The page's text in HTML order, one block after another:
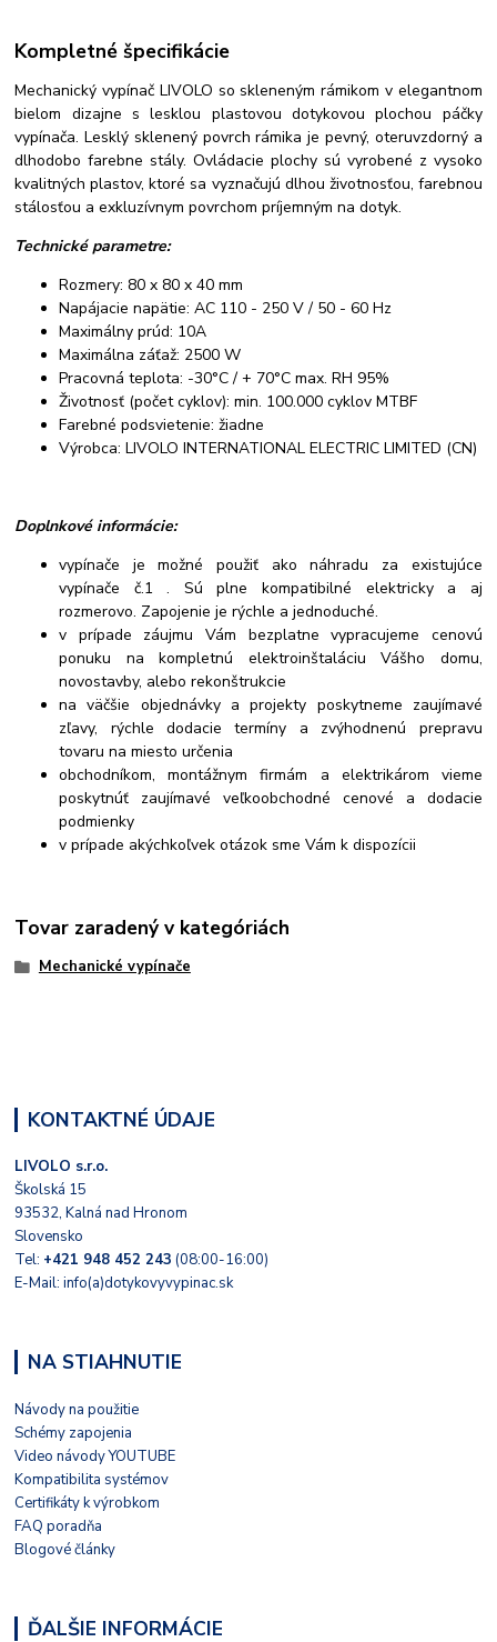
Kompletné špecifikácie
Mechanický vypínač LIVOLO so skleneným rámikom v elegantnom
bielom dizajne s lesklou plastovou dotykovou plochou páčky
vypínača. Lesklý sklenený povrch rámika je pevný, oteruvzdorný a
dlhodobo farebne stály. Ovládacie plochy sú vyrobené z vysoko
kvalitných plastov, ktoré sa vyznačujú dlhou životnosťou, farebnou
stálosťou a exkluzívnym povrchom príjemným na dotyk.
Technické parametre:
Rozmery: 80 x 80 x 40 mm
Napájacie napätie: AC 110 - 250 V / 50 - 60 Hz
Maximálny prúd: 10A
Maximálna záťaž: 2500 W
Pracovná teplota: -30°C / + 70°C max. RH 95%
Životnosť (počet cyklov): min. 100.000 cyklov MTBF
Farebné podsvietenie: žiadne
Výrobca: LIVOLO INTERNATIONAL ELECTRIC LIMITED (CN)
Doplnkové informácie:
vypínače je možné použiť ako náhradu za existujúce
vypínače č.1 . Sú plne kompatibilné elektricky a aj
rozmerovo. Zapojenie je rýchle a jednoduché.
v prípade záujmu Vám bezplatne vypracujeme cenovú
ponuku na kompletnú elektroinštaláciu Vášho domu,
novostavby, alebo rekonštrukcie
na väčšie objednávky a projekty poskytneme zaujímavé
zľavy, rýchle dodacie termíny a zvýhodnenú prepravu
tovaru na miesto určenia
obchodníkom, montážnym firmám a elektrikárom vieme
poskytnúť zaujímavé veľkoobchodné cenové a dodacie
podmienky
v prípade akýchkoľvek otázok sme Vám k dispozícii
Tovar zaradený v kategóriách
Mechanické vypínače
KONTAKTNÉ ÚDAJE
LIVOLO s.r.o.
Školská 15
93532, Kalná nad Hronom
Slovensko
Tel: +421 948 452 243 (08:00-16:00)
E-Mail: info(a)dotykovyvypinac.sk
NA STIAHNUTIE
Návody na použitie
Schémy zapojenia
Video návody YOUTUBE
Kompatibilita systémov
Certifikáty k výrobkom
FAQ poradňa
Blogové články
ĎALŠIE INFORMÁCIE